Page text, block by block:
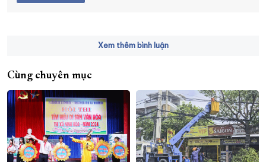
Xem thêm bình luận
Cùng chuyên mục